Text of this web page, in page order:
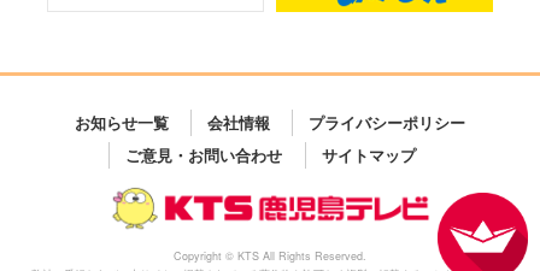
お知らせ一覧 会社情報
プライバシーポリシー
ご意見・お問い合わせ
サイトマップ
Copyright © KTS All Rights Reserved.